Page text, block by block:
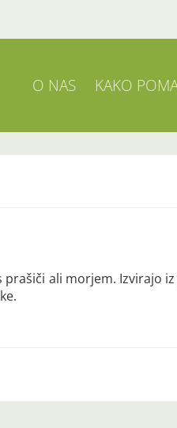
O NAS KAKO
ali morjem. Izvirajo